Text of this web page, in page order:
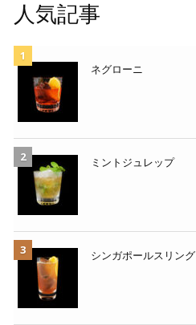
人気記事
ネグローニ
ミントジュレップ
シンガポールスリング